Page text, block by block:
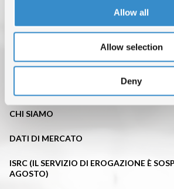
Allow all
Allow selection
Deny
CHI SIAMO
DATI DI MERCATO
ISRC (IL SERVIZIO DI EROGAZIONE È
AGOSTO)